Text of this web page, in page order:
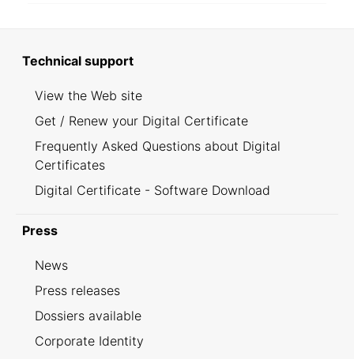
Technical support
View the Web site
Get / Renew your Digital Certificate
Frequently Asked Questions about Digital
Certificates
Digital Certificate - Software Download
Press
News
Press releases
Dossiers available
Corporate Identity